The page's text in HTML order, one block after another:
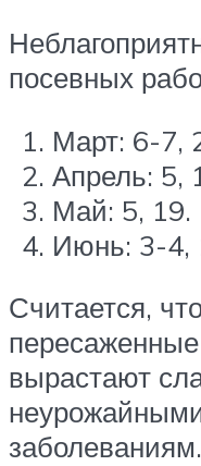
посевных
Март: 6-7,
Апрель: 5,
Май: 5, 19.
Июнь: 3-4,
Считается,
вырастают
заболеваниям.